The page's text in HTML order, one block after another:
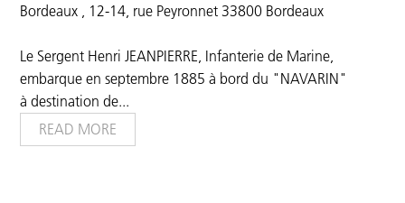
Bordeaux , 12-14, rue Peyronnet 33800 Bordeaux
Le Sergent Henri JEANPIERRE, Infanterie de Marine,
embarque en septembre 1885 à bord du "NAVARIN"
à destination de...
READ MORE